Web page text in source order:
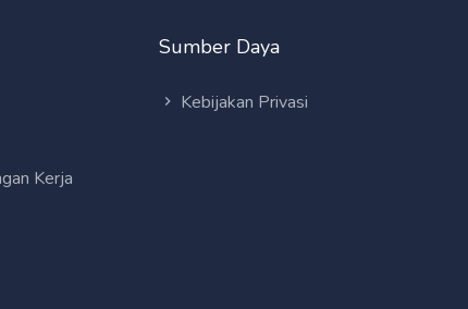
Kerja
Sumber Daya
Kebijakan Privasi